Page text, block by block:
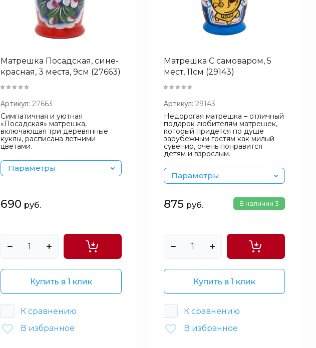
Матрешка Посадская, сине-
красная, 3 места, 9см (27663)
Артикул: 27663
Симпатичная и уютная
«Посадская» матрешка,
включающая три деревянные
куклы, расписана летними
цветами.
Параметры
690 руб.
Купить в 1 клик
К сравнению
В избранное
Матрешка С самоваром, 5
мест, 11см (29143)
Артикул: 29143
Недорогая матрешка – отличный
подарок любителям матрешек,
который придется по душе
зарубежным гостям как милый
сувенир, очень понравится
детям и взрослым.
Параметры
В наличии 3
875 руб.
Купить в 1 клик
К сравнению
В избранное